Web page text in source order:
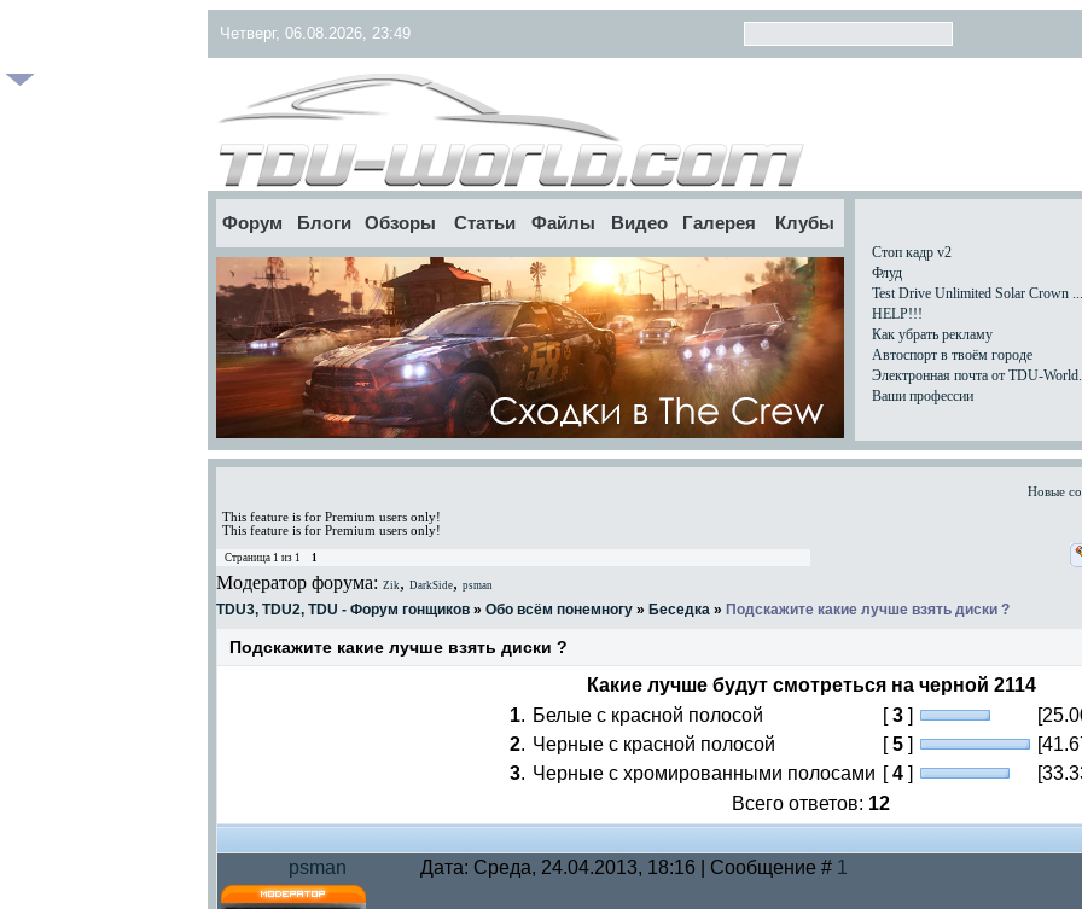
Четверг, 06.08.2026, 23:49
Форум Блоги Обзоры Статьи Файлы Видео Галерея Клубы
Стоп кадр v2
Флуд
Test Drive Unlimited Solar Crown ...
HELP!!!
Как убрать рекламу
Автоспорт в твоём городе
Электронная почта от TDU-
Ваши профессии
Новые
This feature is for Premium users only!
This feature is for Premium users only!
Страница 1 из 1 1
Модератор форума: Zik, DarkSide, psman
TDU3, TDU2, TDU - Форум гонщиков » Обо всём понемногу » Беседка » Подскажите какие лучше взять диски ?
Подскажите какие лучше взять диски ?
Какие лучше будут смотреться на черной 2114
1. Белые с красной полосой [3 ]
2. Черные с красной полосой [5 ]
3. Черные с хромированными полосами [4 ]
Всего ответов: 12
psman Дата: Среда, 24.04.2013, 18:16 | Сообщение # 1